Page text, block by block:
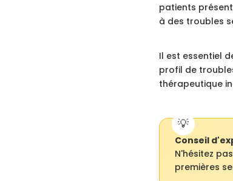
patients
à des troubles
Il est essentiel
profil de
thérapeutique
Conseil
N'hésitez
premières